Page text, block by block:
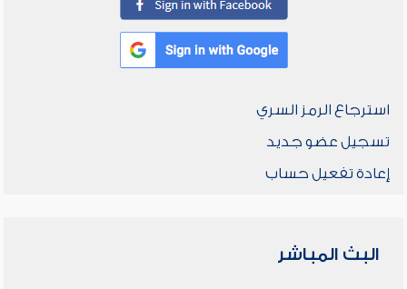
استرجاع الرمز السري
تسجيل عضو جديد
إعادة تفعيل حساب
البث المباشر